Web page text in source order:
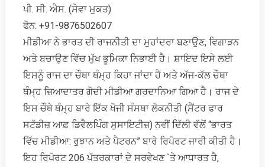
ਕਬੂਲਨਾਮਾ
ਪੀ. ਸੀ. ਐਸ. (ਸੇਵਾ ਮੁਕਤ)
ਫੋਨ: +91-9876502607
ਮੀਡੀਆ ਨੇ ਭਾਰਤ ਦੀ ਰਾਜਨੀਤੀ ਦਾ ਮੁਹਾਂਦਰਾ ਬਣਾਉਣ, ਵਿਗਾੜਨ
ਅਤੇ ਬਚਾਉਣ ਵਿੱਚ ਮੁੱਖ ਭੂਮਿਕਾ ਨਿਭਾਈ ਹੈ। ਸ਼ਾਇਦ ਇਸੇ ਲਈ
ਇਸਨੂੰ ਰਾਜ ਦਾ ਚੌਥਾ ਥੰਮ੍ਹ ਕਿਹਾ ਜਾਂਦਾ ਹੈ ਅਤੇ ਅੱਜ-ਕੱਲ ਚੌਥਾ
ਥੰਮ੍ਹ ਜ਼ਿਆਦਾਤਰ ਗੋਦੀ ਮੀਡੀਆ ਗਰਦਾਨਿਆ ਗਿਆ ਹੈ। ਰਾਜ ਦੇ
ਇਸ ਚੌਥੇ ਥੰਮ੍ਹ ਬਾਰੇ ਇੱਕ ਖੋਜੀ ਸੰਸਥਾ ਲੋਕਨੀਤੀ (ਸੈਂਟਰ ਫਾਰ
ਸਟੱਡੀਜ਼ ਆਫ਼ ਡਿਵੈਲਪਿੰਗ ਸੁਸਾਇਟੀਜ਼) ਨਵੀਂ ਦਿੱਲੀ ਵੱਲੋਂ “ਭਾਰਤ
ਵਿੱਚ ਮੀਡੀਆ: ਰੁਝਾਨ ਅਤੇ ਪੈਟਰਨ” ਬਾਰੇ ਰਿਪੋਰਟ ਜਾਰੀ ਕੀਤੀ ਹੈ।
ਇਹ ਰਿਪੋਰਟ 206 ਪੱਤਰਕਾਰਾਂ ਦੇ ਸਰਵੇਖਣ `ਤੇ ਆਧਾਰਤ ਹੈ,